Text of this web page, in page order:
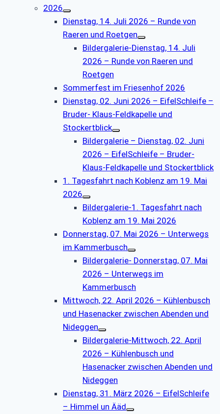
2026
Dienstag, 14. Juli 2026 – Runde von
Raeren und Roetgen
Bildergalerie-Dienstag, 14. Juli
2026 – Runde von Raeren und
Roetgen
Sommerfest im Friesenhof 2026
Dienstag, 02. Juni 2026 – EifelSchleife –
Bruder- Klaus-Feldkapelle und
Stockertblick
Bildergalerie – Dienstag, 02. Juni
2026 – EifelSchleife – Bruder-
Klaus-Feldkapelle und Stockertblick
1. Tagesfahrt nach Koblenz am 19. Mai
2026
Bildergalerie-1. Tagesfahrt nach
Koblenz am 19. Mai 2026
Donnerstag, 07. Mai 2026 – Unterwegs
im Kammerbusch
Bildergalerie- Donnerstag, 07. Mai
2026 – Unterwegs im
Kammerbusch
Mittwoch, 22. April 2026 – Kühlenbusch
und Hasenacker zwischen Abenden und
Nideggen
Bildergalerie-Mittwoch, 22. April
2026 – Kühlenbusch und
Hasenacker zwischen Abenden und
Nideggen
Dienstag, 31. März 2026 – EifelSchleife
– Himmel un Ääd